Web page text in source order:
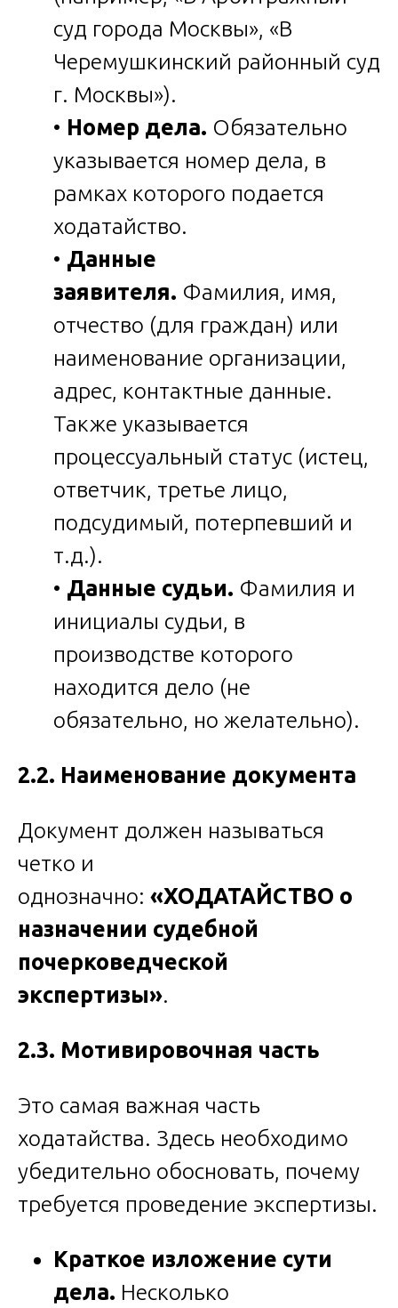
суд города Москвы», «В
Черемушкинский районный суд
г. Москвы»).
• Номер дела. Обязательно
указывается номер дела, в
рамках которого подается
ходатайство.
• Данные
заявителя. Фамилия, имя,
отчество (для граждан) или
наименование организации,
адрес, контактные данные.
Также указывается
процессуальный статус (истец,
ответчик, третье лицо,
подсудимый, потерпевший и
т.д.).
• Данные судьи. Фамилия и
инициалы судьи, в
производстве которого
находится дело (не
обязательно, но желательно).
2.2. Наименование документа
Документ должен называться
четко и
однозначно: «ХОДАТАЙСТВО о
назначении судебной
почерковедческой
экспертизы».
2.3. Мотивировочная часть
Это самая важная часть
ходатайства. Здесь необходимо
убедительно обосновать, почему
требуется проведение экспертизы.
Краткое изложение сути
дела. Несколько